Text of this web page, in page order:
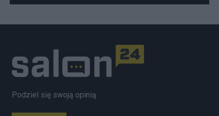
Podziel się swoją opinią